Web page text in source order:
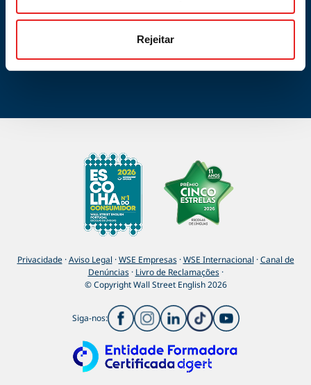
Rejeitar
PRETENDO SABER MAIS >
Privacidade ·Aviso Legal ·WSE Empresas ·WSE Internacional ·Canal de
Denúncias · Livro de Reclamações ·
© Copyright Wall Street English 2026
Siga-nos: